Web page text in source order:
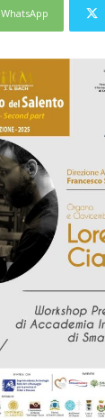
WhatsApp